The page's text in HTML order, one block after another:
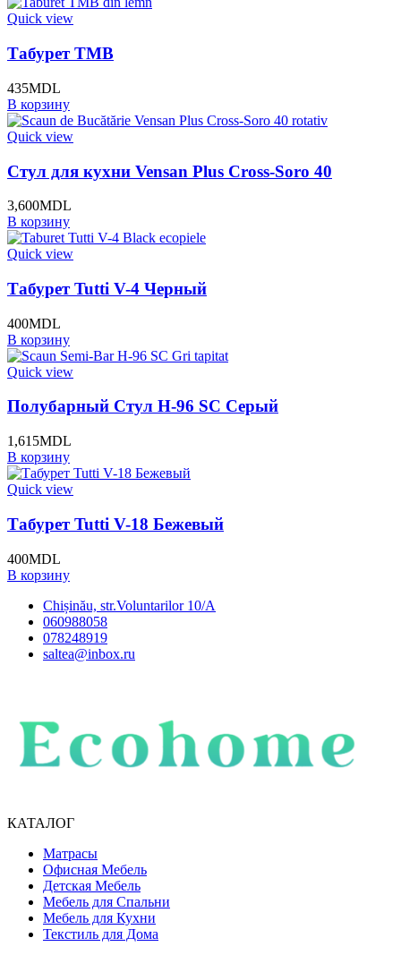
Quick view
Табурет TMB
435MDL
В корзину
Quick view
Стул для кухни Vensan Plus Cross-Soro 40
3,600MDL
В корзину
Quick view
Табурет Tutti V-4 Черный
400MDL
В корзину
Quick view
Полубарный Стул H-96 SC Серый
1,615MDL
В корзину
Quick view
Табурет Tutti V-18 Бежевый
400MDL
В корзину
Chișinău, str.Voluntarilor 10/A
060988058
078248919
saltea@inbox.ru
КАТАЛОГ
Матрасы
Офисная Мебель
Детская Мебель
Мебель для Спальни
Мебель для Кухни
Текстиль для Дома